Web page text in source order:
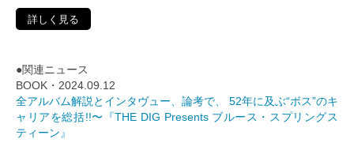
詳しく見る
●関連ニュース
BOOK・2024.09.12
全アルバム解説とインタヴュー、論考で、 52年に及ぶ“ボス”のキ
ャリアを総括!!〜『THE DIG Presents ブルース・スプリングス
ティーン』